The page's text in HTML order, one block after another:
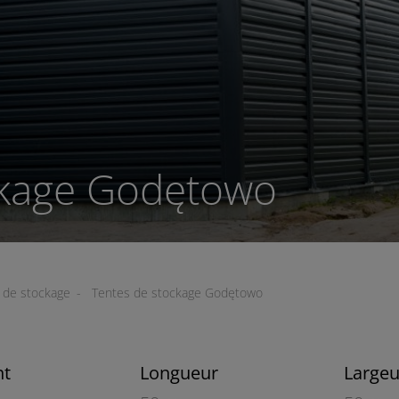
Godętowo
stockage - Tentes de stockage Godętowo
Longueur